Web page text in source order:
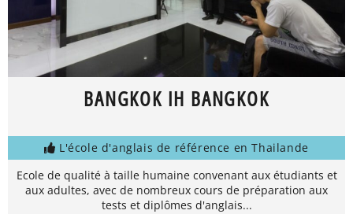
BANGKOK IH BANGKOK
L'école d'anglais de référence en Thailande
Ecole de qualité à taille humaine convenant aux étudiants et
aux adultes, avec de nombreux cours de préparation aux
tests et diplômes d'anglais...